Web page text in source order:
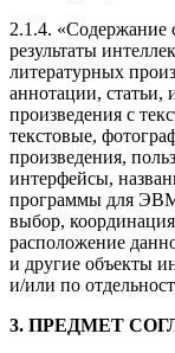
2.1.4. «Содержание
результаты
литературных
аннотации,
произведения с
текстовые,
произведения,
интерфейсы,
программы для
выбор,
расположение
и другие объекты
и/или по
3. ПРЕДМЕТ